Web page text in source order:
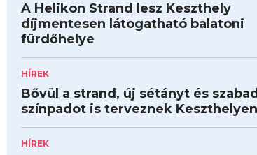
A Helikon Strand lesz Keszthely
díjmentesen látogatható balatoni
fürdőhelye
HÍREK
Bővül a strand, új sétányt és
színpadot is terveznek Keszthelyen
HÍREK